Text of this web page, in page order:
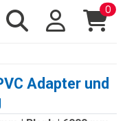
0
Adapter und